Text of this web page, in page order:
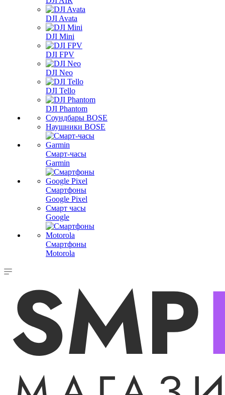
DJI Avata
DJI Mini
DJI FPV
DJI Neo
DJI Tello
DJI Phantom
Соундбары BOSE
Наушники BOSE
Смарт-часы
Garmin
Смартфоны
Google Pixel
Смарт часы
Google
Смартфоны
Motorola